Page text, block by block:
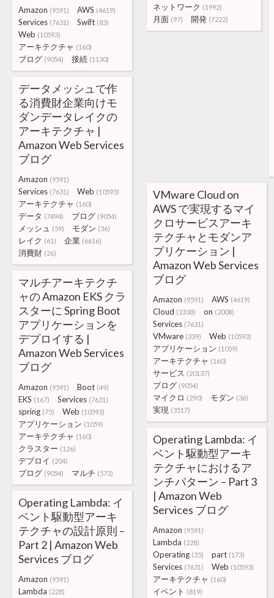
ネットワーク (1992)
月面 (97) 開発 (7222)
Amazon (9591) AWS (4619)
Services (7631) Swift (83)
Web (10593)
アーキテクチャ (160)
ブログ (9054) 接続 (1130)
データメッシュで作
る消費財企業向けモ
ダンデータレイクの
アーキテクチャ |
Amazon Web Services
ブログ
Amazon (9591)
Services (7631) Web (10593)
アーキテクチャ (160)
データ (7494) ブログ (9054)
メッシュ (59) モダン (36)
レイク (61) 企業 (6616)
消費財 (26)
VMware Cloud on
AWS で実現するマイ
クロサービスアーキ
テクチャとモダンア
プリケーション |
Amazon Web Services
ブログ
Amazon (9591) AWS (4619)
Cloud (2338) on (2008)
Services (7631)
VMware (339) Web (10593)
アプリケーション (1059)
アーキテクチャ (160)
サービス (20137)
ブログ (9054)
マイクロ (290) モダン (36)
実現 (3517)
マルチアーキテクチ
ャの Amazon EKS クラ
スターに Spring Boot
アプリケーションを
デプロイする |
Amazon Web Services
ブログ
Amazon (9591) Boot (49)
EKS (167) Services (7631)
spring (75) Web (10593)
アプリケーション (1059)
アーキテクチャ (160)
クラスター (126)
デプロイ (204)
ブログ (9054) マルチ (573)
Operating Lambda: イ
ベント駆動型アーキ
テクチャにおけるア
ンチパターン – Part 3
| Amazon Web
Services ブログ
Amazon (9591)
Lambda (228)
Operating (35) part (173)
Services (7631) Web (10593)
アーキテクチャ (160)
イベント (819)
Operating Lambda: イ
ベント駆動型アーキ
テクチャの設計原則 –
Part 2 | Amazon Web
Services ブログ
Amazon (9591)
Lambda (228)